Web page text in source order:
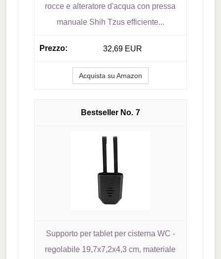
rocce e alteratore d'acqua con pressa
manuale Shih Tzus efficiente...
32,69 EUR
Acquista su Amazon
7
Supporto per tablet per cisterna WC -
regolabile 19,7x7,2x4,3 cm, materiale